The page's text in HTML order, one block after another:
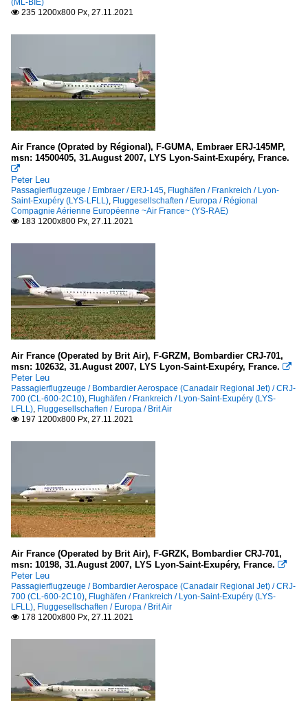
Avro Regjet
Boeing
737-300
737-400
737-500
737-700
737-800
Bombardier Aerospace (Canadair Regional Jet)
CRJ-100/200 (CL-600-2B19)
CRJ-1000 (CL-600-2E25)
CRJ-900 (CL-600-2D24)
British Aerospace BAe
Avro RJ85
195 (190-200)
ERJ-135
ERJ-145
Fokker
100
50
(ML-BIE)
 235 1200x800 Px, 27.11.2021
Air France (Oprated by Régional), F-GUMA, Embraer ERJ-145MP,
msn: 14500405, 31.August 2007, LYS Lyon-Saint-Exupéry, France.

Peter Leu
Passagierflugzeuge / Embraer / ERJ-145, Flughäfen / Frankreich / Lyon-
Saint-Exupéry (LYS-LFLL), Fluggesellschaften / Europa / Régional
Compagnie Aérienne Européenne ~Air France~ (YS-RAE)
 183 1200x800 Px, 27.11.2021
Air France (Operated by Brit Air), F-GRZM, Bombardier CRJ-701,
msn: 102632, 31.August 2007, LYS Lyon-Saint-Exupéry, France. 
Peter Leu
Passagierflugzeuge / Bombardier Aerospace (Canadair Regional Jet) / CRJ-
700 (CL-600-2C10), Flughäfen / Frankreich / Lyon-Saint-Exupéry (LYS-
LFLL), Fluggesellschaften / Europa / Brit Air
 197 1200x800 Px, 27.11.2021
Air France (Operated by Brit Air), F-GRZK, Bombardier CRJ-701,
msn: 10198, 31.August 2007, LYS Lyon-Saint-Exupéry, France. 
Peter Leu
Passagierflugzeuge / Bombardier Aerospace (Canadair Regional Jet) / CRJ-
700 (CL-600-2C10), Flughäfen / Frankreich / Lyon-Saint-Exupéry (LYS-
LFLL), Fluggesellschaften / Europa / Brit Air
 178 1200x800 Px, 27.11.2021